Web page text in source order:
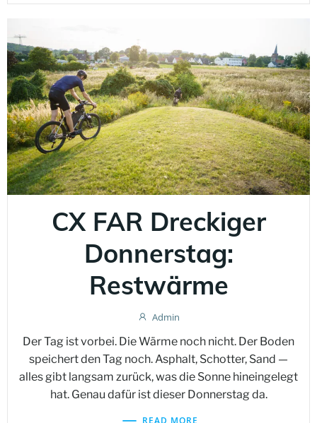
CX FAR Dreckiger
Donnerstag:
Restwärme
Admin
Der Tag ist vorbei. Die Wärme noch nicht. Der Boden
speichert den Tag noch. Asphalt, Schotter, Sand —
alles gibt langsam zurück, was die Sonne hineingelegt
hat. Genau dafür ist dieser Donnerstag da.
READ MORE